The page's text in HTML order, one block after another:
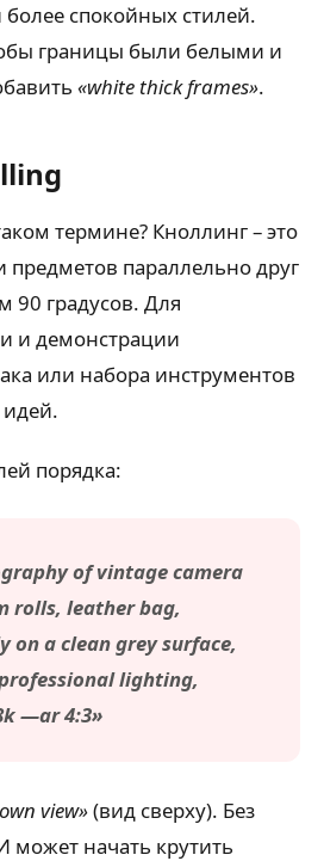
более спокойных стилей.
границы были белыми и
«white thick frames».
термине? Кноллинг – это
предметов параллельно друг
90 градусов. Для
и демонстрации
или набора инструментов
идей.
порядка:
of vintage camera
rolls, leather bag,
on a clean grey surface,
lighting,
—ar 4:3»
view»(вид сверху). Без
может начать крутить